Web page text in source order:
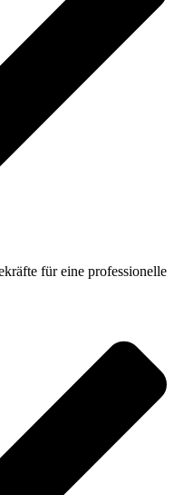
für eine professionelle